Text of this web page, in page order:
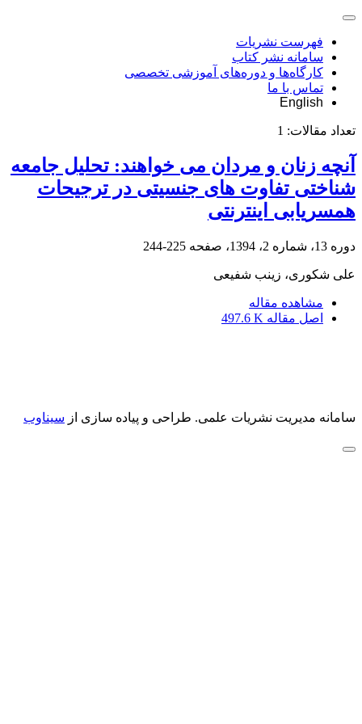
فهرست نشریات
سامانه نشر کتاب
کارگاه‌ها و دوره‌های آموزشی تخصصی
تماس با ما
English
تعداد مقالات: 1
آنچه زنان و مردان می خواهند: تحلیل جامعه
شناختی تفاوت های جنسیتی در ترجیحات
همسریابی اینترنتی
دوره 13، شماره 2، 1394، صفحه 225-244
علی شکوری، زینب شفیعی
مشاهده مقاله
اصل مقاله 497.6 K
سامانه مدیریت نشریات علمی. طراحی و پیاده سازی از سیناوب